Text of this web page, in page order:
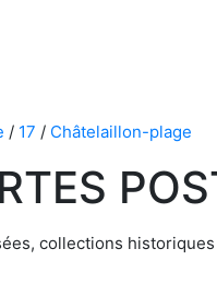
/ 17 / Châtelaillon-plage
collections historiques